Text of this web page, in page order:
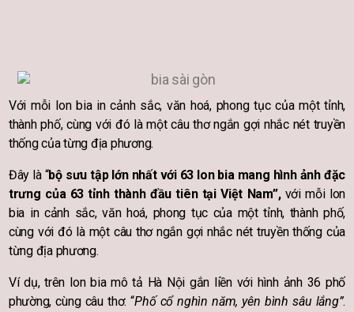
Với mỗi lon bia in cảnh sắc, văn hoá, phong tục của một tỉnh,
thành phố, cùng với đó là một câu thơ ngắn gợi nhắc nét truyền
thống của từng địa phương.
Đây là “bộ sưu tập lớn nhất với 63 lon bia mang hình ảnh đặc
trưng của 63 tỉnh thành đầu tiên tại Việt Nam”,với mỗi lon
bia in cảnh sắc, văn hoá, phong tục của một tỉnh, thành phố,
cùng với đó là một câu thơ ngắn gợi nhắc nét truyền thống của
từng địa phương.
Ví dụ, trên lon bia mô tả Hà Nội gắn liền với hình ảnh 36 phố
phường, cùng câu thơ: “Phố cổ nghìn năm, yên bình sâu lắng”.